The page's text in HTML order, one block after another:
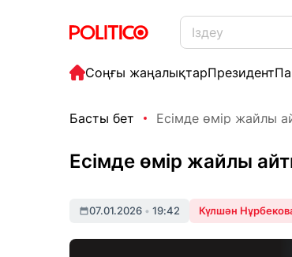
Соңғы жаңалықтарПрезидент
Басты бет Есімде өмір жайлы
Есімде өмір жайлы
07.01.2026 • 19:42 Күлшән